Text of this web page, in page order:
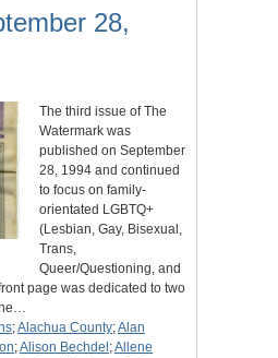
28,
The third issue of The
Watermark was
published on September
28, 1994 and continued
to focus on family-
orientated LGBTQ+
(Lesbian, Gay, Bisexual,
Trans,
Queer/Questioning, and
page was dedicated to two
;Alachua County;Alan
;Alison Bechdel ;Allene